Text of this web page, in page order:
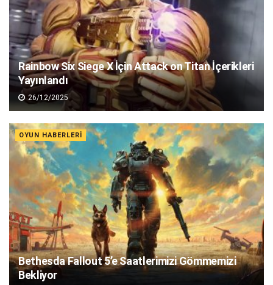
Rainbow Six Siege X İçin Attack on Titan İçerikleri
Yayınlandı
26/12/2025
OYUN HABERLERI
Bethesda Fallout 5’e Saatlerimizi Gömmemizi
Bekliyor